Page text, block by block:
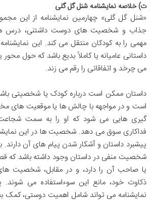
ت) خلاصه نمایشنامه شنل گل گلی
«شنل گل گلی» چهارمین نمایشنامه از این
جذاب و شخصیت های دوست داشتنی، درس
مهمی را به کودکان منتقل می کند. این
داستانی عامیانه یا کاملاً بدیع باشد که حول
می چرخد و اتفاقاتی را رقم می زند.
داستان ممکن است درباره کودک یا شخصیتی
است و در مواجهه با چالش ها یا موقعیت های
گیری هایی می شود که او را به سمت
فداکاری سوق می دهد. شخصیت ها در این
پیشبرد داستان و آشکار شدن پیام های آن
شخصیت منفی در داستان وجود داشته باشد که
یا صاحب آن را دارد، و در مقابل، شخصیت
ذکاوت خود، مانع این سوءاستفاده می شوند.
نمایشنامه می تواند شامل اهمیت دوستی، کمک